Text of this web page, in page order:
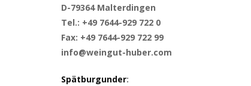
D-79364 Malterdingen
Tel.: +49 7644-929 722 0
Fax: +49 7644-929 722 99
info@weingut-huber.com
Spätburgunder: